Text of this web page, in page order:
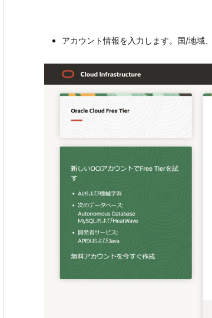
アカウント情報を入力します。国/地域